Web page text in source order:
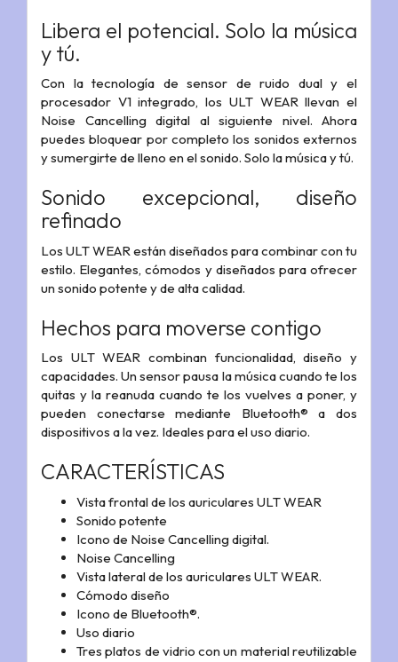
Libera el potencial. Solo la música
y tú.
Con la tecnología de sensor de ruido dual y el
procesador V1 integrado, los ULT WEAR llevan el
Noise Cancelling digital al siguiente nivel. Ahora
puedes bloquear por completo los sonidos externos
y sumergirte de lleno en el sonido. Solo la música y tú.
Sonido excepcional, diseño
refinado
Los ULT WEAR están diseñados para combinar con tu
estilo. Elegantes, cómodos y diseñados para ofrecer
un sonido potente y de alta calidad.
Hechos para moverse contigo
Los ULT WEAR combinan funcionalidad, diseño y
capacidades. Un sensor pausa la música cuando te los
quitas y la reanuda cuando te los vuelves a poner, y
pueden conectarse mediante Bluetooth® a dos
dispositivos a la vez. Ideales para el uso diario.
CARACTERÍSTICAS
Vista frontal de los auriculares ULT WEAR
Sonido potente
Icono de Noise Cancelling digital.
Noise Cancelling
Vista lateral de los auriculares ULT WEAR.
Cómodo diseño
Icono de Bluetooth®.
Uso diario
Tres platos de vidrio con un material reutilizable